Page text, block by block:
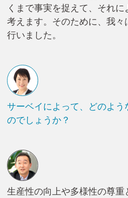
くまで事実を捉えて、それ
考えます。そのために、我々
行いました。
サーベイによって、どのよう
のでしょうか？
生産性の向上や多様性の尊